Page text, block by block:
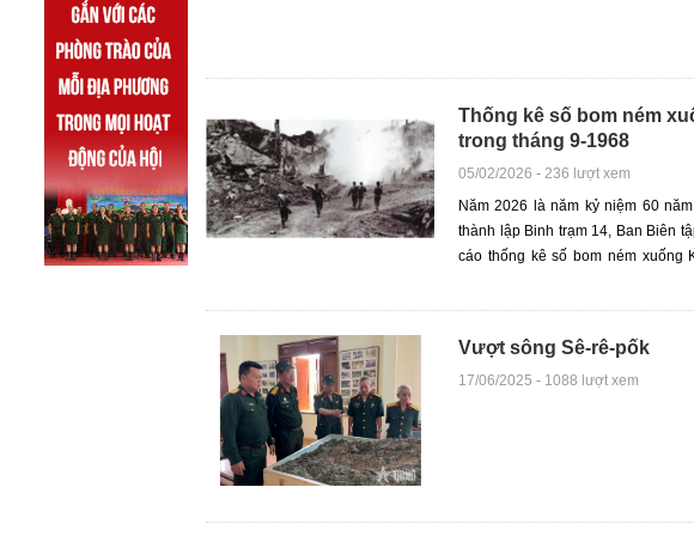
Thống kê số bom ném
trong tháng 9-1968
05/02/2026 - 236 lượt xem
Năm 2026 là năm kỷ niệm 60
thành lập Binh trạm 14, Ban Biên
cáo thống kê số bom ném xuống
Vượt sông Sê-rê-pốk
17/06/2025 - 1088 lượt xem